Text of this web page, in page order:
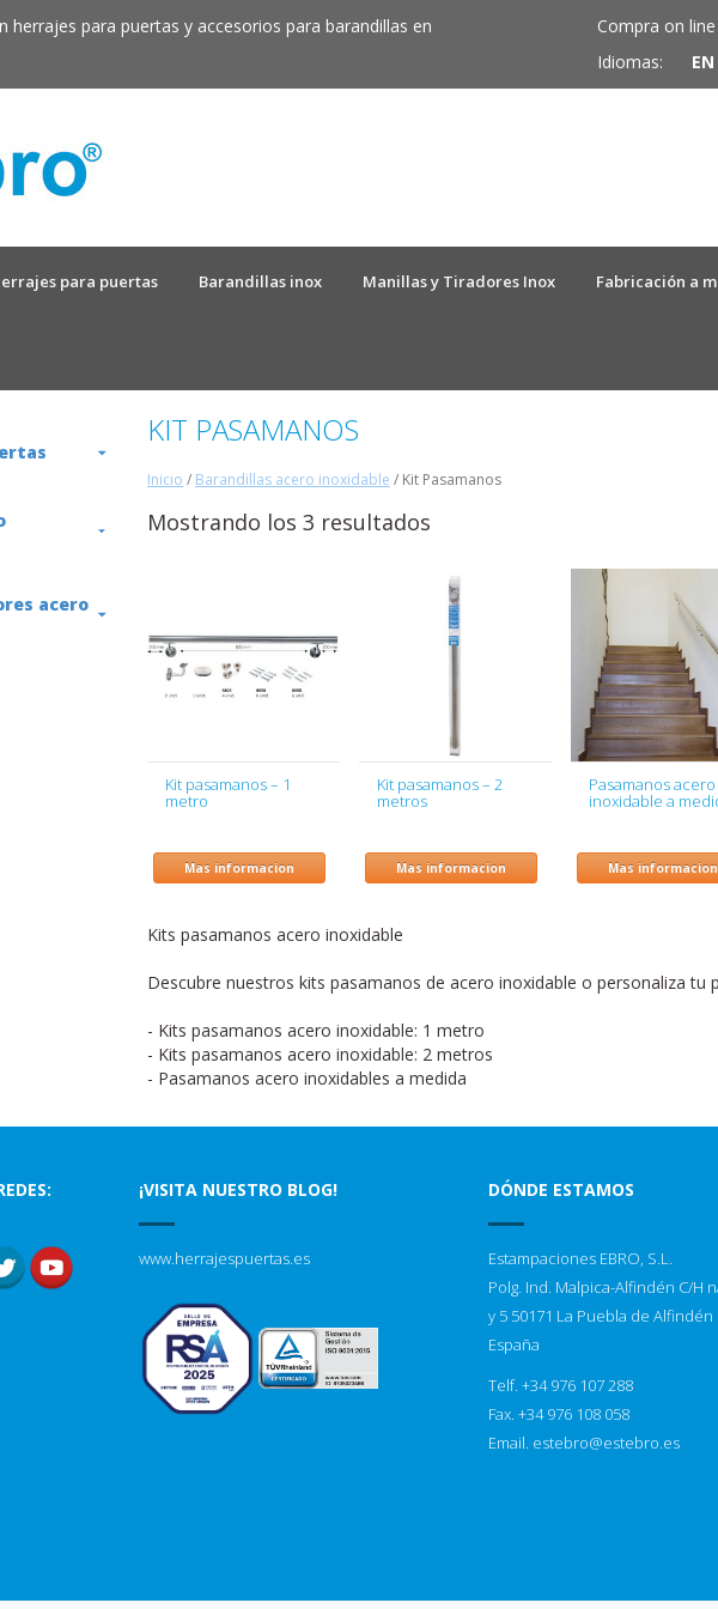
herrajes para puertas y accesorios para barandillas en
Compra on
Idiomas:
EN
para puertas Barandillas inox Manillas y Tiradores Inox Fabricación a
acero
KIT PASAMANOS
Inicio / Barandillas acero inoxidable / Kit Pasamanos
Mostrando los 3 resultados
Kit pasamanos – 1
metro
Mas informacion
Kit pasamanos – 2
metros
Mas informacion
Pasamanos acero
inoxidable a
Mas informacion
Kits pasamanos acero inoxidable
Descubre nuestros kits pasamanos de acero inoxidable o personaliza
- Kits pasamanos acero inoxidable: 1 metro
- Kits pasamanos acero inoxidable: 2 metros
- Pasamanos acero inoxidables a medida
¡VISITA NUESTRO BLOG!
www.herrajespuertas.es
DÓNDE ESTAMOS
Estampaciones EBRO, S.L.
Polg. Ind. Malpica-Alfindén C/H
y 5 50171 La Puebla de Alfindén
España
Telf. +34 976 107 288
Fax. +34 976 108 058
Email. estebro@estebro.es